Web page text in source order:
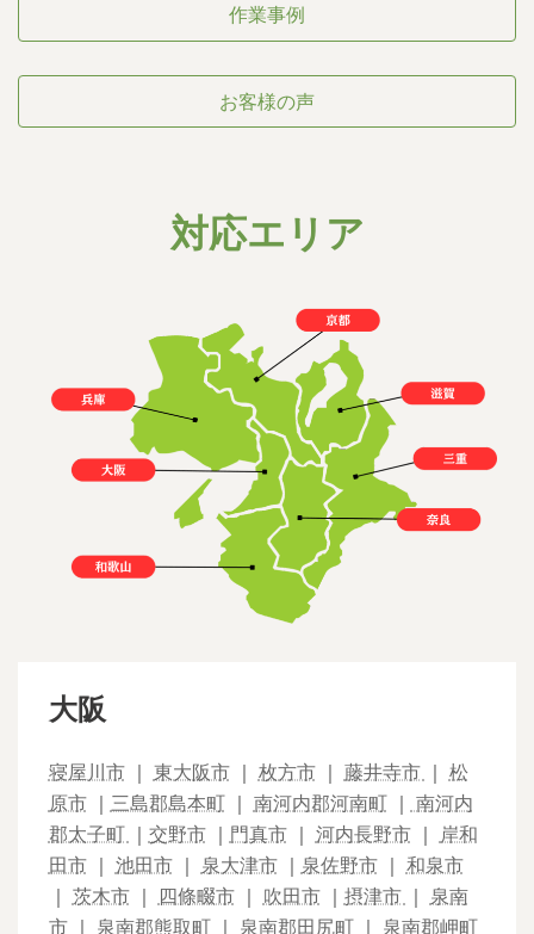
作業事例
お客様の声
対応エリア
大阪
寝屋川市｜ 東大阪市｜ 枚方市｜ 藤井寺市
松
原市｜ 三島郡島本町｜ 南河内郡河南町｜
南河内
郡太子町
交野市｜ 門真市｜ 河内長野市｜
岸和
田市｜ 池田市｜ 泉大津市｜ 泉佐野市｜ 和泉市
茨木市｜ 四條畷市｜ 吹田市｜ 摂津市
泉南
市｜ 泉南郡熊取町｜ 泉南郡田尻町｜ 泉南郡岬町